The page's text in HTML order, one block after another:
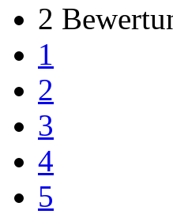
2
1
2
3
4
5